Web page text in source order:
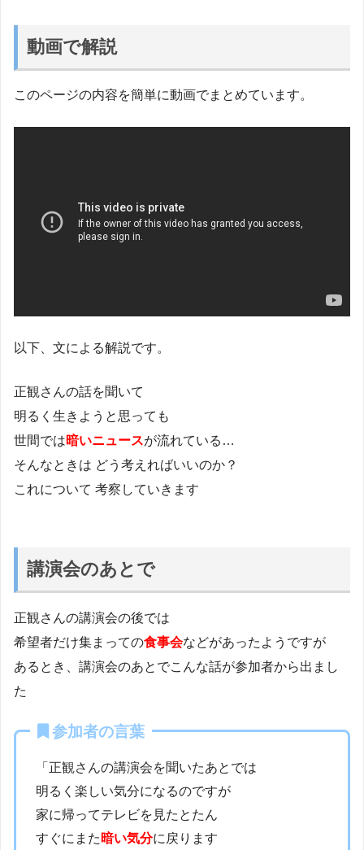
動画で解説
このページの内容を簡単に動画でまとめています。
以下、文による解説です。
正観さんの話を聞いて
明るく生きようと思っても
世間では暗いニュースが流れている…
そんなときは どう考えればいいのか？
これについて 考察していきます
講演会のあとで
正観さんの講演会の後では
希望者だけ集まっての食事会などがあったようですが
あるとき、講演会のあとでこんな話が参加者から出まし
た
参加者の言葉
「正観さんの講演会を聞いたあとでは
明るく楽しい気分になるのですが
家に帰ってテレビを見たとたん
すぐにまた 暗い気分に戻ります